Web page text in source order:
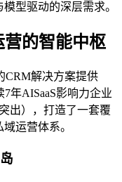
型驱动的深层需求。
的智能中枢
CRM解决方案提供
年AISaaS影响力企业
出），打造了一套覆
运营体系。